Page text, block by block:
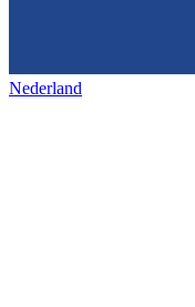
Nederland